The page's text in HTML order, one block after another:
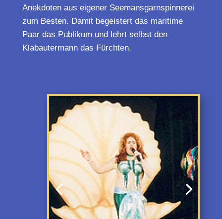
Anekdoten aus eigener Seemansgarnspinnerei
zum Besten. Damit begeistert das maritime
Paar das Publikum und lehrt selbst den
Klabautermann das Fürchten.